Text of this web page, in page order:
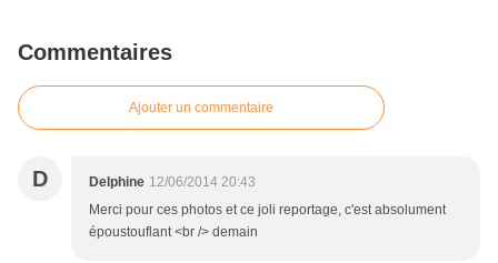
Commentaires
Ajouter un commentaire
D Delphine 12/06/2014 20:43
Merci pour ces photos et ce joli reportage, c'est absolument
époustouflant <br /> demain